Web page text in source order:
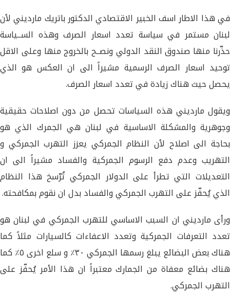
في هذا الاطار اسف الخبير الاقتصادي الدكتور باتريك مارديني لأن
لبنان مستمر في سياسة تعدد اسعار الصرف وهذه الســياسة
حذّرنا منها صندوق النقد الدولي ونصــح بالخروج منها وعلى الاقل
توحيد اسعار الصرف الرسمية مشيراً الى ان العكس هو الذي
يحصل حيث هناك زيادة في تعدد اسعار الصرف.
ويقول مارديني هذه السياسات تحصل من دون اصلاحات حقيقية
وجوهرية والمشكلة الاساسية في لبنان هي الجمرك الذي هو
بحاجة الى اصلاح لأن النظام الجمركي يعزز التهرب الجمركي و
التهريب وعدم دفع الرسوم الجمركية والفساد مشيراً الى ان
التعديلات التي تطرأ على الدولار الجمركي تُرّسخ هذا النظام
الذي يُحفّز على التهرب الجمركي والفساد بدل ان نقوم بمكافحته.
ورأى مارديني ان السبب الاساسي للتهرب الجمركي في لبنان هو
تعدد التعرفات الجمركية وتعدد الاعفاءات كالسيارات مثلاً كما
هناك بعض البضائع يبلغ رسمها الجمركي ٣٠٪ و سلع اخرى ٥٪ كما
هناك بضائع معفاة من الجمارك معتبراً ان هذا الأمر يُحفّز على
التهرب الجمركي.